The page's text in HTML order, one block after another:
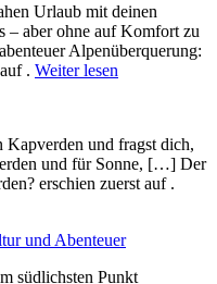
Urlaub mit deinen
– aber ohne auf Komfort zu
Alpenüberquerung:
. Weiter lesen
Kapverden und fragst dich,
und für Sonne, […] Der
erschien zuerst auf .
und Abenteuer
südlichsten Punkt